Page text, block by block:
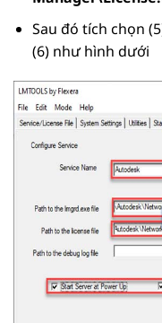
Sau đó tích chọn
(6) như hình dưới